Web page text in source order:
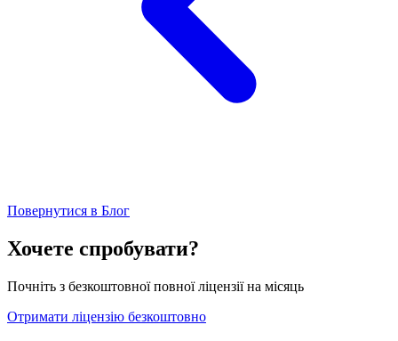
Повернутися в Блог
Хочете спробувати?
Почніть з безкоштовної повної ліцензії на місяць
Отримати ліцензію безкоштовно